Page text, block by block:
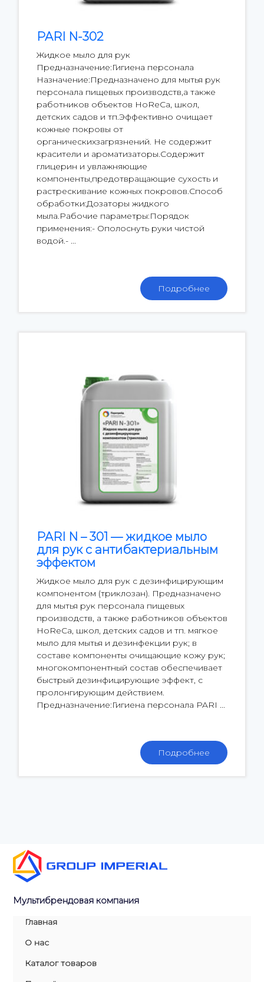
PARI N-302
Жидкое мыло для рук
Предназначение:Гигиена персонала
Назначение:Предназначено для мытья рук
персонала пищевых производств,а также
работников объектов HoReCa, школ,
детских садов и тп.Эффективно очищает
кожные покровы от
органическихзагрязнений. Не содержит
красители и ароматизаторы.Содержит
глицерин и увлажняющие
компоненты,предотвращающие сухость и
растрескивание кожных покровов.Способ
обработки:Дозаторы жидкого
мыла.Рабочие параметры:Порядок
применения:- Ополоснуть руки чистой
водой.- ...
Подробнее
PARI N – 301 — жидкое мыло
для рук с антибактериальным
эффектом
Жидкое мыло для рук с дезинфицирующим
компонентом (триклозан). Предназначено
для мытья рук персонала пищевых
производств, а также работников объектов
HoReCa, школ, детских садов и тп. мягкое
мыло для мытья и дезинфекции рук; в
составе компоненты очищающие кожу рук;
многокомпонентный состав обеспечивает
быстрый дезинфицирующие эффект, с
пролонгирующим действием.
Предназначение:Гигиена персонала PARI ...
Подробнее
Мультибрендовая компания
Главная
О нас
Каталог товаров